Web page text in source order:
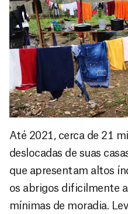
Até 2021, cerca de 21
deslocadas de suas
que apresentam altos
os abrigos dificilmente
mínimas de moradia.